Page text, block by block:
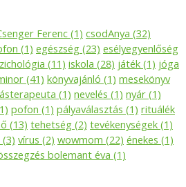
Ferenc (1) csodAnya (32)
(1) egészség (23) esélyegyenlőség
(11) iskola (28) játék (1) jóga
(41) könyvajánló (1) mesekönyv
(1) nevelés (1) nyár (1)
pofon (1) pályaválasztás (1) rituálék
(13) tehetség (2) tevékenységek (1)
(3) vírus (2) wowmom (22) énekes (1)
bolemant éva (1)